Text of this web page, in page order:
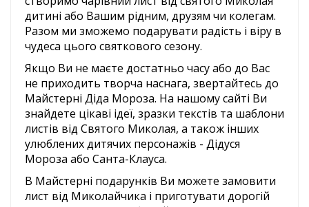
дитині або Вашим рідним, друзям чи колегам.
Разом ми зможемо подарувати радість і віру в
чудеса цього святкового сезону.
Якщо Ви не маєте достатньо часу або до Вас
не приходить творча наснага, звертайтесь до
Майстерні Діда Мороза. На нашому сайті Ви
знайдете цікаві ідеї, зразки текстів та шаблони
листів від Святого Миколая, а також інших
улюблених дитячих персонажів - Дідуся
Мороза або Санта-Клауса.
В Майстерні подарунків Ви можете замовити
лист від Миколайчика і приготувати дорогій